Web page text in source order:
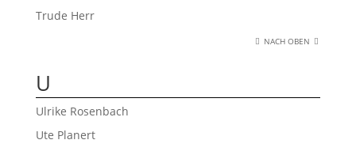
Trude Herr
NACH OBEN
U
Ulrike Rosenbach
Ute Planert